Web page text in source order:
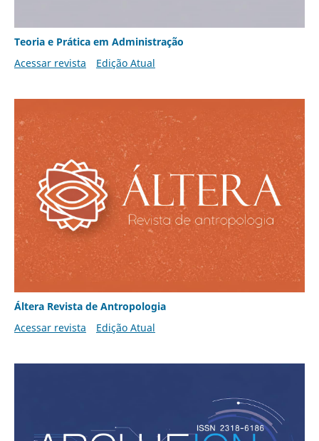
Teoria e Prática em Administração
Acessar revista
Edição Atual
Áltera Revista de Antropologia
Acessar revista
Edição Atual